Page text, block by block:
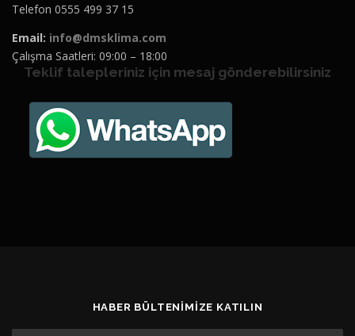
Telefon 0555 499 37 15
Email: info@dmsklima.com
Çalışma Saatleri: 09:00 – 18:00
Teklif talepleriniz için mesaj gönderebilirsiniz
HABER BÜLTENIMIZE KATILIN